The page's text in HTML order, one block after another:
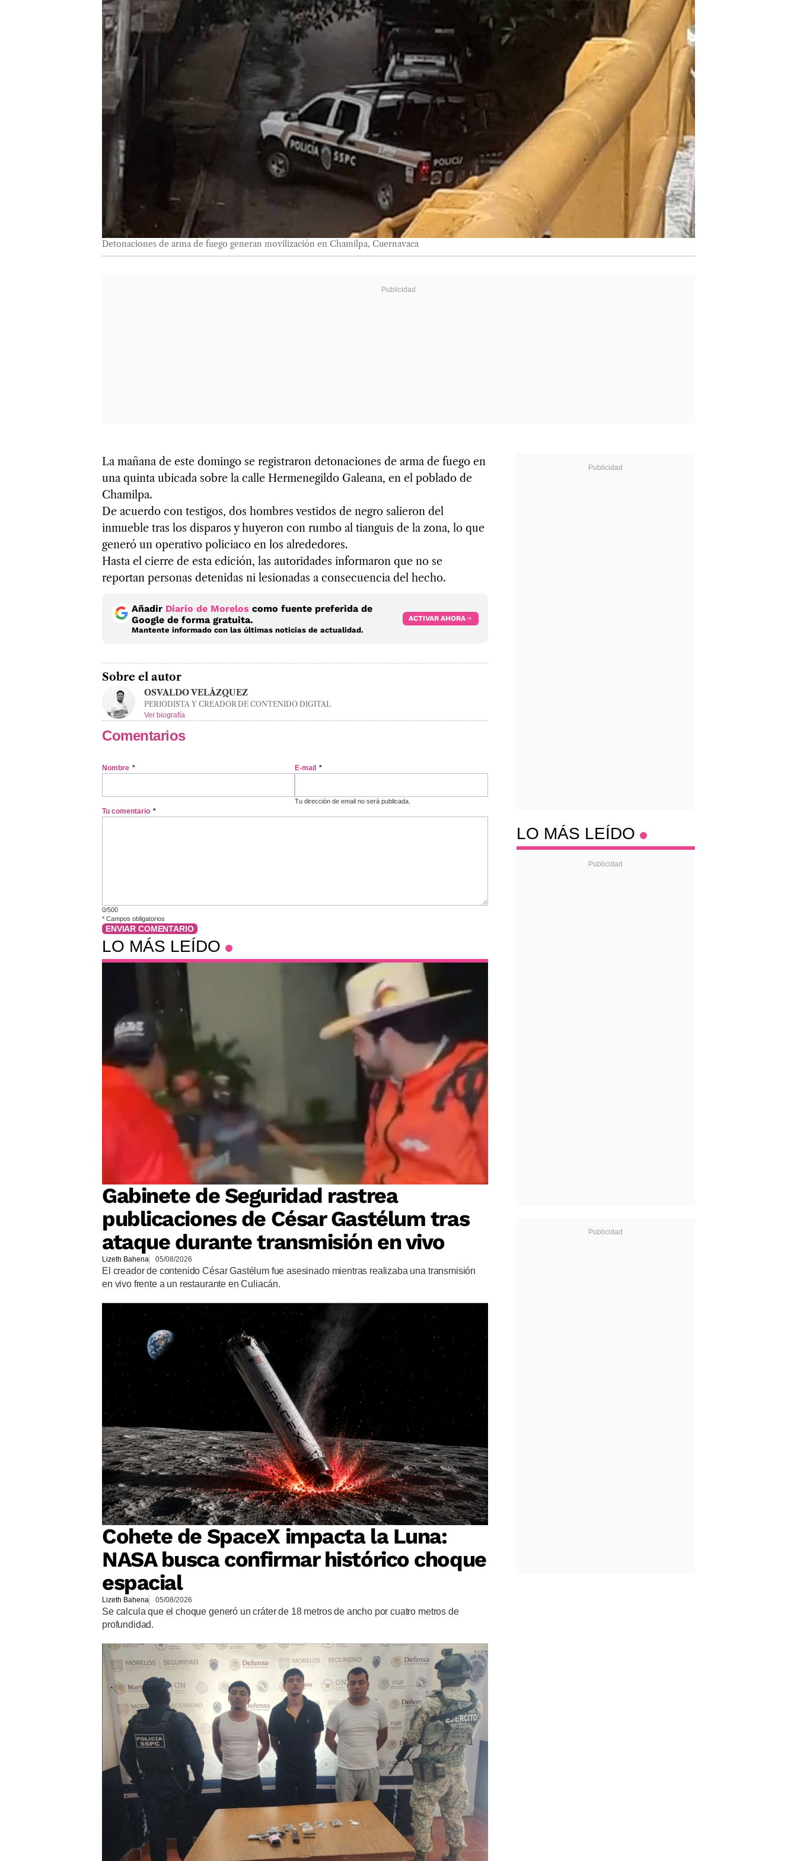
Detonaciones de arma de fuego generan movilización en Chamilpa, Cuernavaca
La mañana de este domingo se registraron detonaciones de arma de fuego en
una quinta ubicada sobre la calle Hermenegildo Galeana, en el poblado de
Chamilpa.
De acuerdo con testigos, dos hombres vestidos de negro salieron del
inmueble tras los disparos y huyeron con rumbo al tianguis de la zona, lo que
generó un operativo policiaco en los alrededores.
Hasta el cierre de esta edición, las autoridades informaron que no se
reportan personas detenidas ni lesionadas a consecuencia del hecho.
Añadir Diario de Morelos como fuente preferida de
Google de forma gratuita.
Mantente informado con las últimas noticias de actualidad.
ACTIVAR AHORA
Sobre el autor
OSVALDO VELÁZQUEZ
PERIODISTA Y CREADOR DE CONTENIDO DIGITAL
Ver biografía
Comentarios
Nombre * E-mail *
Tu dirección de email no será publicada.
Tu comentario *
0/500
* Campos obligatorios
ENVIAR COMENTARIO
LO MÁS LEÍDO
Gabinete de Seguridad rastrea
publicaciones de César Gastélum tras
ataque durante transmisión en vivo
Lizeth Bahena 05/08/2026
El creador de contenido César Gastélum fue asesinado mientras realizaba una transmisión
en vivo frente a un restaurante en Culiacán.
Cohete de SpaceX impacta la Luna:
NASA busca confirmar histórico choque
espacial
Lizeth Bahena 05/08/2026
Se calcula que el choque generó un cráter de 18 metros de ancho por cuatro metros de
profundidad.
LO MÁS LEÍDO